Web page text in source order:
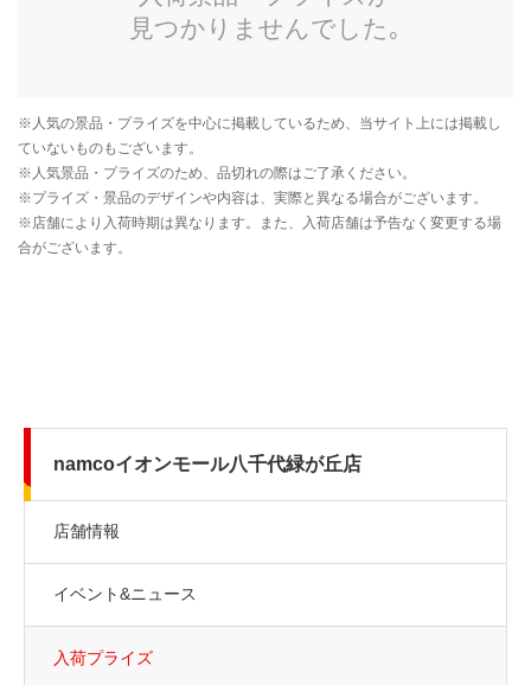
namcoイオンモール八千代緑が丘店
店舗情報
イベント&ニュース
入荷プライズ